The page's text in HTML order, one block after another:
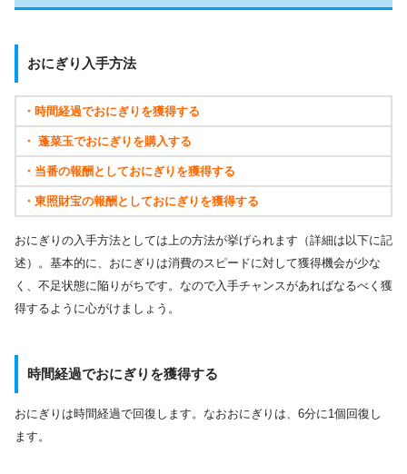
おにぎり入手方法
・時間経過でおにぎりを獲得する
・ 蓬菜玉でおにぎりを購入する
・当番の報酬としておにぎりを獲得する
・東照財宝の報酬としておにぎりを獲得する
おにぎりの入手方法としては上の方法が挙げられます（詳細は以下に記
述）。基本的に、おにぎりは消費のスピードに対して獲得機会が少な
く、不足状態に陥りがちです。なので入手チャンスがあればなるべく獲
得するように心がけましょう。
時間経過でおにぎりを獲得する
おにぎりは時間経過で回復します。なおおにぎりは、6分に1個回復し
ます。